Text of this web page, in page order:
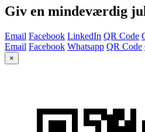
Giv en mindeværdig
Email Facebook LinkedIn QR Code
Email Facebook Whatsapp QR Code
×